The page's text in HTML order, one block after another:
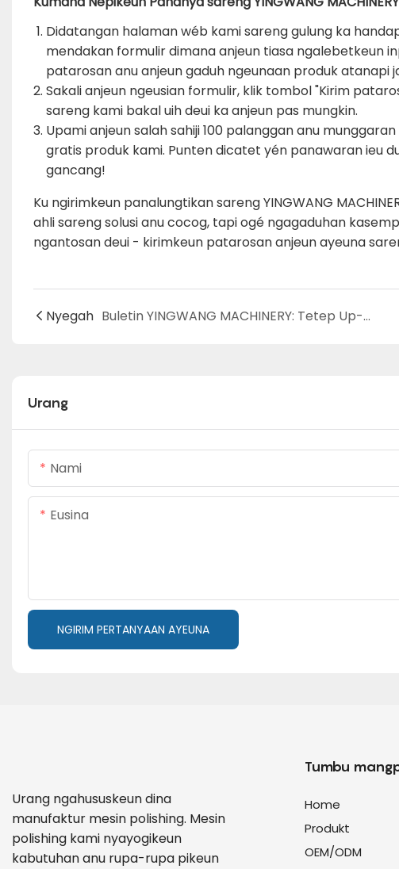
Didatangan halaman wéb kami sareng gulung ka
mendakan formulir dimana anjeun tiasa ngalebetkeun
patarosan anu anjeun gaduh ngeunaan produk atanapi
Sakali anjeun ngeusian formulir, klik tombol "Kirim
sareng kami bakal uih deui ka anjeun pas mungkin.
Upami anjeun salah sahiji 100 palanggan anu
gratis produk kami. Punten dicatet yén panawaran ieu
gancang!
Ku ngirimkeun panalungtikan sareng YINGWANG
ahli sareng solusi anu cocog, tapi ogé ngagaduhan
ngantosan deui - kirimkeun patarosan anjeun ayeuna
Nyegah Buletin YINGWANG MACHINERY: Tetep Up-to-Date sareng Pembaruan Panganyarna Kami sareng Nampi Panawaran Eksklusif
Urang
Nami
Eusina
NGIRIM PERTANYAAN AYEUNA
Urang ngahususkeun dina
manufaktur mesin polishing. Mesin
polishing kami nyayogikeun
kabutuhan anu rupa-rupa pikeun
Tumbu
Home
Produkt
OEM/ODM